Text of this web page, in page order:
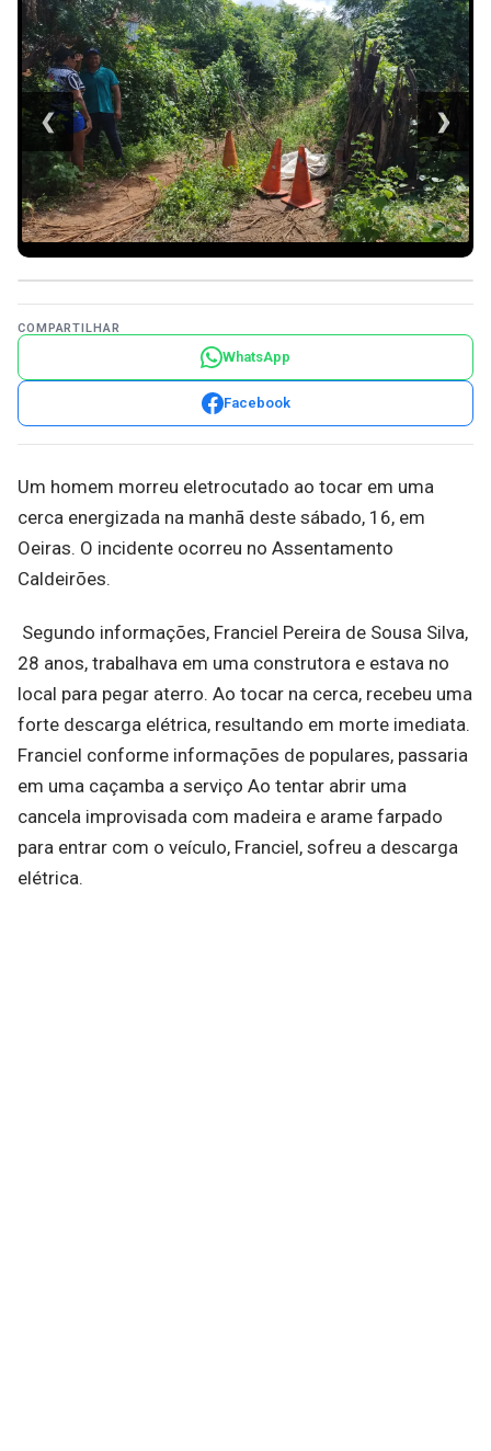
❮ ❯
COMPARTILHAR
WhatsApp
Facebook
Um homem morreu eletrocutado ao tocar em uma
cerca energizada na manhã deste sábado, 16, em
Oeiras. O incidente ocorreu no Assentamento
Caldeirões.
Segundo informações, Franciel Pereira de Sousa Silva,
28 anos, trabalhava em uma construtora e estava no
local para pegar aterro. Ao tocar na cerca, recebeu uma
forte descarga elétrica, resultando em morte imediata.
Franciel conforme informações de populares, passaria
em uma caçamba a serviço Ao tentar abrir uma
cancela improvisada com madeira e arame farpado
para entrar com o veículo, Franciel, sofreu a descarga
elétrica.